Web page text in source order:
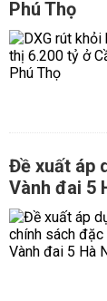
Phú Thọ
Đề xuất áp
Vành đai 5